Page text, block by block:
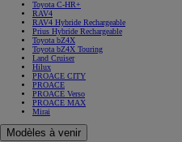
Toyota C-HR+
RAV4
RAV4 Hybride Rechargeable
Prius Hybride Rechargeable
Toyota bZ4X
Toyota bZ4X Touring
Land Cruiser
Hilux
PROACE CITY
PROACE
PROACE Verso
PROACE MAX
Mirai
Modèles à venir